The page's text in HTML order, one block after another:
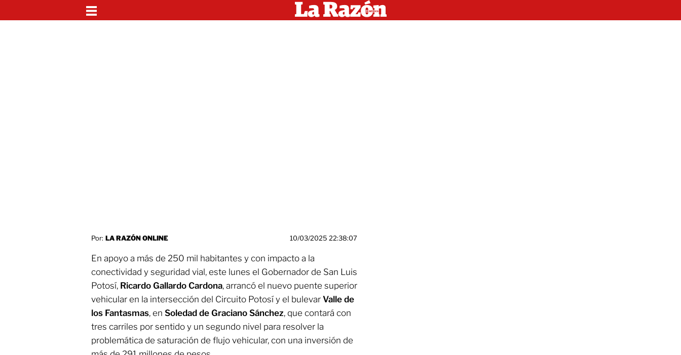
Por: LA RAZÓN ONLINE 10/03/2025 22:38:07
En apoyo a más de 250 mil habitantes y con impacto a la
conectividad y seguridad vial, este lunes el Gobernador de San Luis
Potosí, Ricardo Gallardo Cardona, arrancó el nuevo puente superior
vehicular en la intersección del Circuito Potosí y el bulevar Valle de
los Fantasmas, en Soledad de Graciano Sánchez, que contará con
tres carriles por sentido y un segundo nivel para resolver la
problemática de saturación de flujo vehicular, con una inversión de